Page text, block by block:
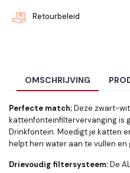
Retourbeleid
OMSCHRIJVING
Perfecte match;Deze zwart-
kattenfonteinfiltervervanging is
Drinkfontein. Moedigt je katten
helpt hen water aan te vullen en
Drievoudig filtersysteem:De